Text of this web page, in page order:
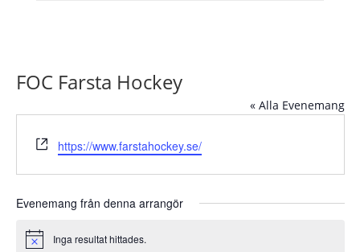
FOC Farsta Hockey
« Alla Evenemang
Website
https://www.farstahockey.se/
Evenemang från denna arrangör
Notice Inga resultat hittades.